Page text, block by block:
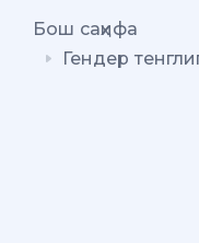
Бош саҳифа
Гендер